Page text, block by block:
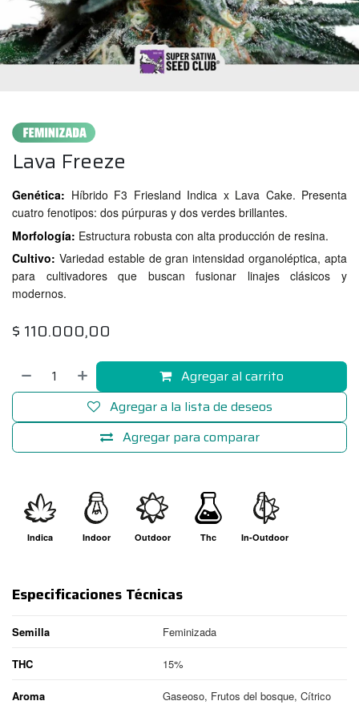
Lava Freeze
Genética: Híbrido F3 Friesland Indica x Lava Cake. Presenta
cuatro fenotipos: dos púrpuras y dos verdes brillantes.
Morfología: Estructura robusta con alta producción de resina.
Cultivo: Variedad estable de gran intensidad organoléptica, apta
para cultivadores que buscan fusionar linajes clásicos y
modernos.
$ 110.000,00
Agregar al carrito
Agregar para comparar
Agregar a la lista de deseos
Indica Indoor Outdoor Thc In-Outdoor
Especificaciones Técnicas
Semilla Feminizada
THC 15%
Aroma Gaseoso, Frutos del bosque, Cítrico